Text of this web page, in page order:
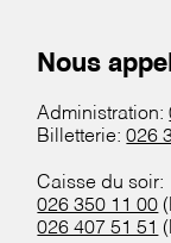
Nous
Administration:
Billetterie:026
Caisse du soir:
026 350 11 00
026 407 51 51